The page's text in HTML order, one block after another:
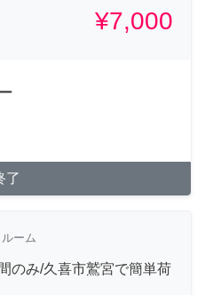
¥7,000
了
ーム
のみ/久喜市鷲宮で簡単荷